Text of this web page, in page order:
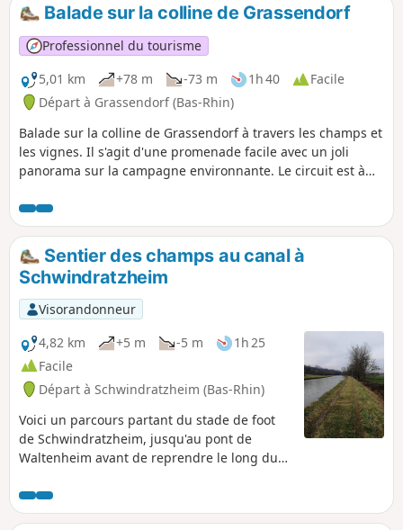
Balade sur la colline de Grassendorf
Professionnel du tourisme
5,01 km
+78 m -73 m 1h 40
Facile
Départ à Grassendorf (Bas-Rhin)
Balade sur la colline de Grassendorf à travers les champs et
les vignes. Il s'agit d'une promenade facile avec un joli
panorama sur la campagne environnante. Le circuit est à
argileuses.
Sentier des champs au canal à
Schwindratzheim
Visorandonneur
4,82 km
+5 m -5 m
1h 25
Facile
Départ à Schwindratzheim (Bas-Rhin)
Voici un parcours partant du stade de foot
de Schwindratzheim, jusqu'au pont de
Waltenheim avant de reprendre le long du
Schwindratzheim à nouveau.